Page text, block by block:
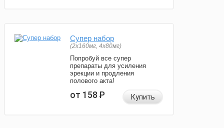
Супер набор
(2х160мг, 4х80мг)
Попробуй все супер
препараты для усиления
эрекции и продления
полового акта!
от 158Р Купить